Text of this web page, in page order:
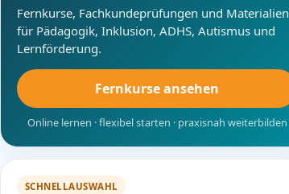
Fernkurse, Fachkundeprüfungen und Materialien
für Pädagogik, Inklusion, ADHS, Autismus und
Lernförderung.
Fernkurse ansehen
Online lernen · flexibel starten · praxisnah weiterbilden
SCHNELLAUSWAHL